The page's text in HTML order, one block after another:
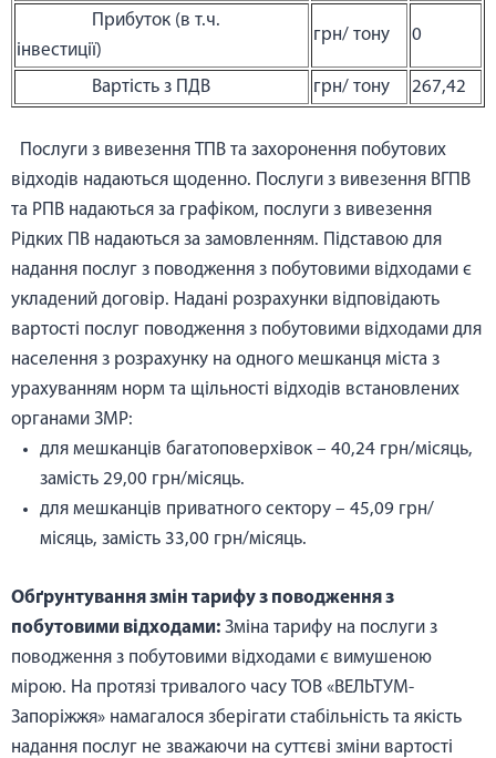
Прибуток (в т.ч.
інвестиції)
грн/ тону 0
Вартість з ПДВ грн/ тону 267,42
Послуги з вивезення ТПВ та захоронення побутових
відходів надаються щоденно. Послуги з вивезення ВГПВ
та РПВ надаються за графіком, послуги з вивезення
Рідких ПВ надаються за замовленням. Підставою для
надання послуг з поводження з побутовими відходами є
укладений договір. Надані розрахунки відповідають
вартості послуг поводження з побутовими відходами для
населення з розрахунку на одного мешканця міста з
урахуванням норм та щільності відходів встановлених
органами ЗМР:
для мешканців багатоповерхівок – 40,24 грн/місяць,
замість 29,00 грн/місяць.
для мешканців приватного сектору – 45,09 грн/
місяць, замість 33,00 грн/місяць.
Обґрунтування змін тарифу з поводження з
побутовими відходами: Зміна тарифу на послуги з
поводження з побутовими відходами є вимушеною
мірою. На протязі тривалого часу ТОВ «ВЕЛЬТУМ-
Запоріжжя» намагалося зберігати стабільність та якість
надання послуг не зважаючи на суттєві зміни вартості